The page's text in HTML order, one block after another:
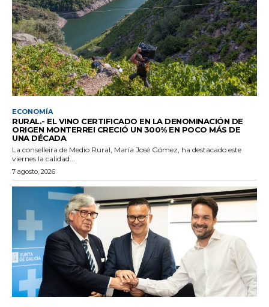
ECONOMÍA
RURAL.- EL VINO CERTIFICADO EN LA DENOMINACIÓN DE
ORIGEN MONTERREI CRECIÓ UN 300% EN POCO MÁS DE
UNA DÉCADA
La conselleira de Medio Rural, María José Gómez, ha destacado este
viernes la calidad...
7 agosto, 2026